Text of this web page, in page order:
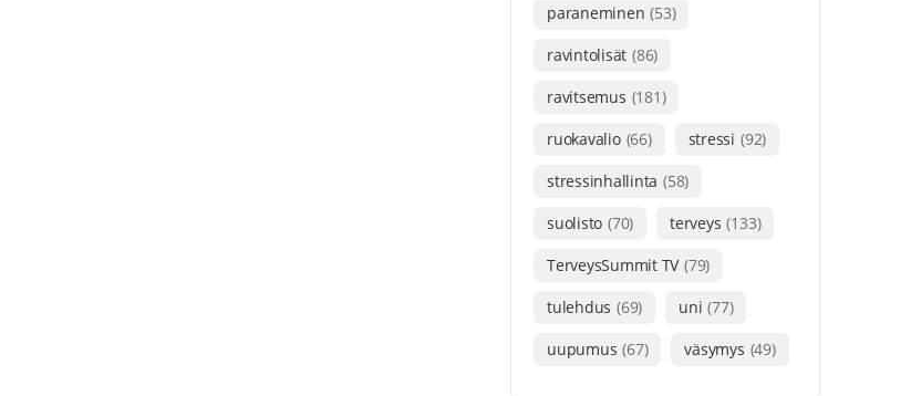
paraneminen (53)
ravintolisät (86)
ravitsemus (181)
ruokavalio (66) stressi (92)
stressinhallinta (58)
suolisto (70) terveys (133)
TerveysSummit TV (79)
tulehdus (69) uni (77)
uupumus (67) väsymys (49)